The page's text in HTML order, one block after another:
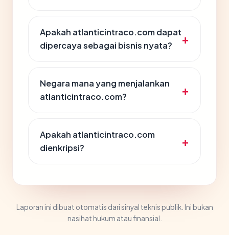
Apakah atlanticintraco.com dapat
dipercaya sebagai bisnis nyata?
Negara mana yang menjalankan
atlanticintraco.com?
Apakah atlanticintraco.com
dienkripsi?
Laporan ini dibuat otomatis dari sinyal teknis publik. Ini bukan
nasihat hukum atau finansial.